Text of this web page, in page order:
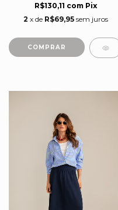
R$130,11 com Pix
2 x de R$69,95 sem juros
COMPRAR